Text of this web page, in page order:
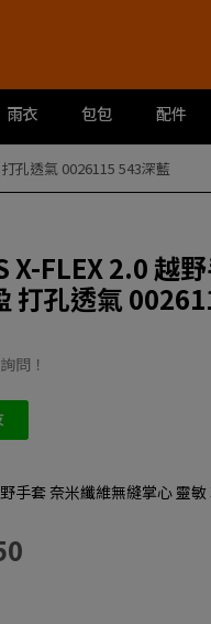
雨衣 包包 配件
孔透氣 0026115 543深藍
X-FLEX 2.0 越
打孔透氣
問！
手套 奈米纖維無縫掌心 靈